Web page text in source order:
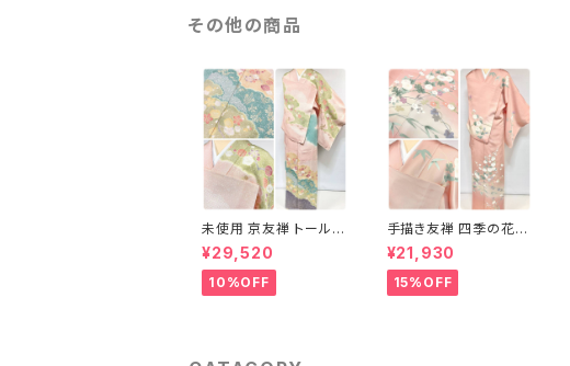
その他の商品
未使用 京友禅 トールサ
イズ 染め分け 金彩 訪
問着 袷 正絹 ピンク 黄
緑 紫 黄色 1438
¥29,520
10%OFF
手描き友禅 四季の花々
訪問着 袷 正絹 サーモ
ンピンク クリーム 白 桃
花色 1434
¥21,930
15%OFF